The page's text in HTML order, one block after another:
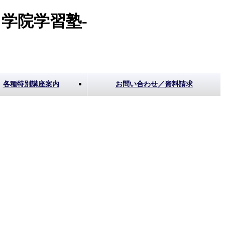
院学習塾-
各種特別講座案内 お問い合わせ／資料請求